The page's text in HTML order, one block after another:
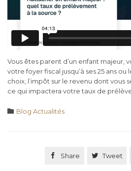
Vous êtes parent d’un enfant majeur,
votre foyer fiscal jusqu’à ses 25 ans
choix, l’impôt sur le revenu dont vous
ce qui impactera votre taux de
 Category
Blog Actualités
 Share  Tweet